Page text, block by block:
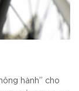
hành” cho